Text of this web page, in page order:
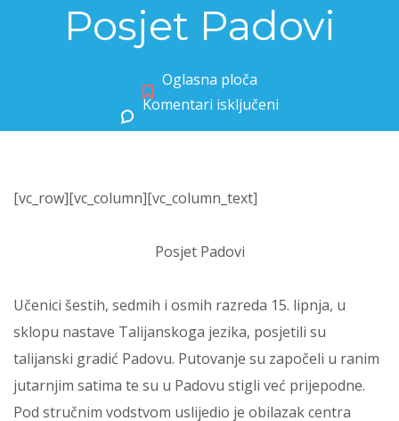
Posjet Padovi
Oglasna ploča
Komentari isključeni
[vc_row][vc_column][vc_column_text]
Posjet Padovi
Učenici šestih, sedmih i osmih razreda 15. lipnja, u
sklopu nastave Talijanskoga jezika, posjetili su
talijanski gradić Padovu. Putovanje su započeli u ranim
jutarnjim satima te su u Padovu stigli već prijepodne.
Pod stručnim vodstvom uslijedio je obilazak centra